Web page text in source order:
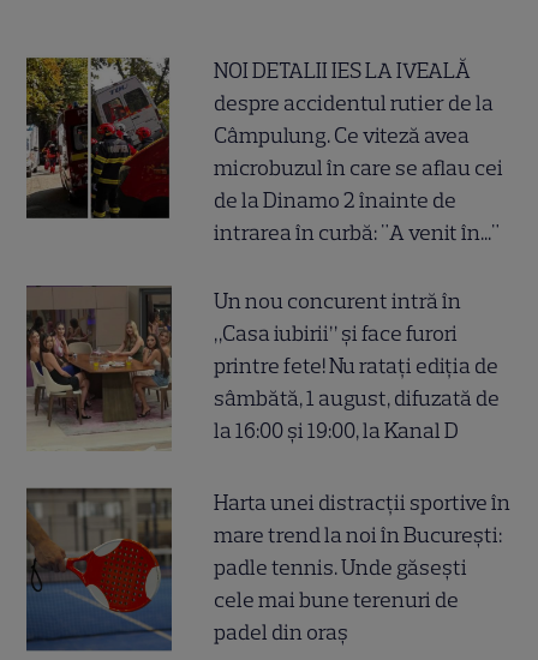
NOI DETALII IES LA IVEALĂ
despre accidentul rutier de la
Câmpulung. Ce viteză avea
microbuzul în care se aflau cei
de la Dinamo 2 înainte de
intrarea în curbă: "A venit în..."
Un nou concurent intră în
„Casa iubirii” și face furori
printre fete! Nu ratați ediția de
sâmbătă, 1 august, difuzată de
la 16:00 și 19:00, la Kanal D
Harta unei distracții sportive în
mare trend la noi în București:
padle tennis. Unde găsești
cele mai bune terenuri de
padel din oraș